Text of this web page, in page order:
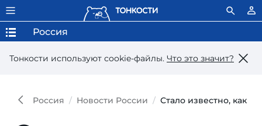
Тонкости используют сookie-файлы. Что это значит?
Россия
Россия Новости России Стало известно, как